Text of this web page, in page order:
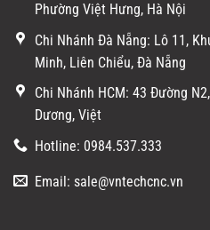
Phường Việt Hưng, Hà Nội
Chi Nhánh Đà Nẵng: Lô 11,
Minh, Liên Chiểu, Đà Nẵng
Chi Nhánh HCM: 43 Đường
Dương, Việt
Hotline: 0984.537.333
Email: sale@vntechcnc.vn